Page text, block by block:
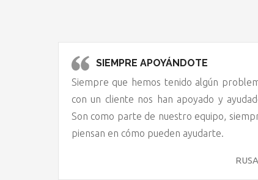
SIEMPRE APOYÁNDOTE
Siempre que hemos tenido algún
con un cliente nos han apoyado y
Son como parte de nuestro equipo,
piensan en cómo pueden ayudarte.